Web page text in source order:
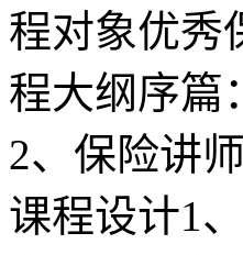
程对象优秀
程大纲序篇
2、保险讲
课程设计1